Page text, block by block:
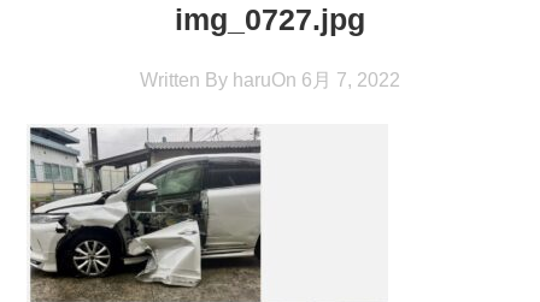
img_0727.jpg
Written By haruOn 6月 7, 2022